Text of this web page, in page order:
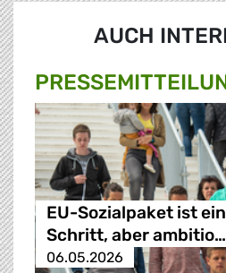
AUCH
EU-Sozialpaket ist
Schritt, aber ambitio…
06.05.2026